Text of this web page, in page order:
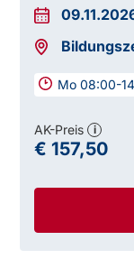
Mo 08:00-
AK-Preis i
€ 157,50